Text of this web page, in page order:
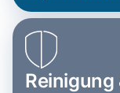
Reinigung